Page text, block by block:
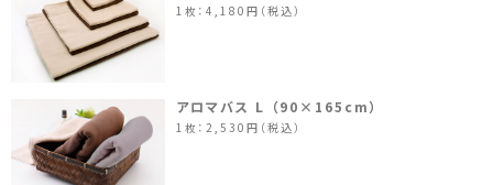
1枚：4,180円（税込）
アロマバス L （90×165cm）
1枚：2,530円（税込）